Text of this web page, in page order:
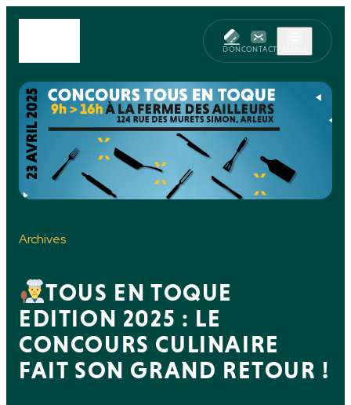
DONCONTACT
Archives
TOUS EN TOQUE
EDITION 2025 : LE
CONCOURS CULINAIRE
FAIT SON GRAND RETOUR !